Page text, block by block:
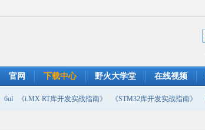
官网 下载中心 野火大学堂 在线视频
6ul 《i.MX RT库开发实战指南》 《STM32库开发实战指南》